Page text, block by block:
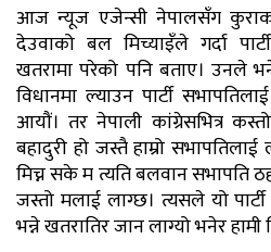
आज न्यूज एजेन्सी नेपालसँग
देउवाको बल मिच्याइँले गर्दा
खतरामा परेको पनि बताए। उनले भने,
विधानमा ल्याउन पार्टी
आयौं। तर नेपाली कांग्रेसभित्र
बहादुरी हो जस्तै हाम्रो
मिच्न सके म त्यति बलवान सभापति
जस्तो मलाई लाग्छ। त्यसले यो
भन्ने खतरातिर जान लाग्यो भनेर हामी